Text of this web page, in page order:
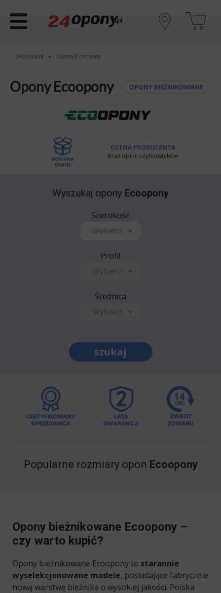
24opony.pl • Opony Ecoopony
Opony Ecoopony OPONY BIEŻNIKOWANE
OCENA PRODUCENTA
Brak opinii użytkowników
Wyszukaj opony Ecoopony
Szerokość
Wybierz
Profil
Wybierz
Średnica
Wybierz
szukaj
Popularne rozmiary opon Ecoopony
Opony bieżnikowane Ecoopony –
czy warto kupić?
Opony bieżnikowane Ecoopony to starannie
wyselekcjonowane modele, posiadające fabrycznie
nową warstwę bieżnika o wysokiej jakości. Polska